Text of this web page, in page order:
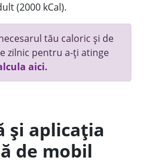
(2000 kCal).
tău caloric și de
zilnic pentru a-ți atinge
aici.
și aplicația
de mobil